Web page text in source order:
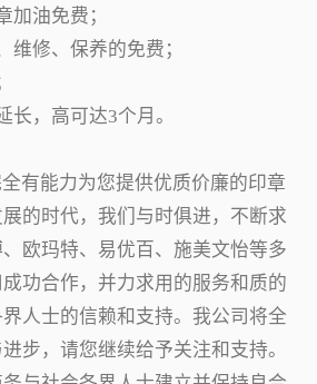
加油免费；
维修、保养的免费；
长，高可达3个月。
有能力为您提供优质价廉的印章
的时代，我们与时俱进，不断求
欧玛特、易优百、施美文怡等多
功合作，并力求用的服务和质的
人士的信赖和支持。我公司将全
步，请您继续给予关注和支持。